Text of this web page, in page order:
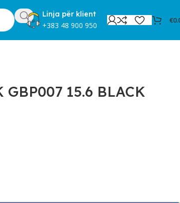
Linja për klient
+383 48 900 950
€
15.6 BLACK